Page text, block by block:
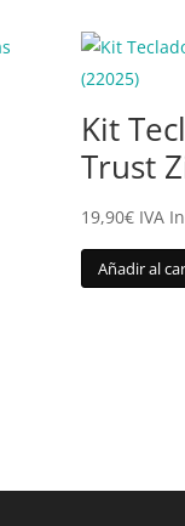
Kit
Trust
19,90€ IVA
Añadir al